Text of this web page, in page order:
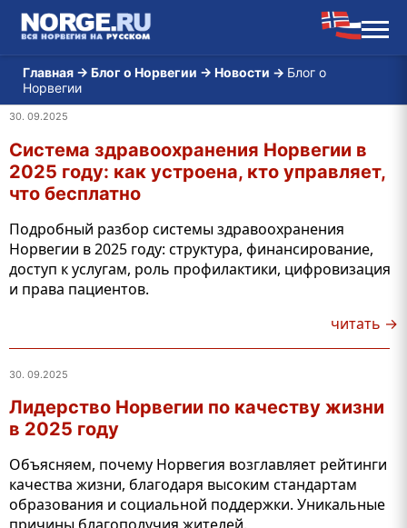
Главная → Блог о Норвегии → Новости → Блог о
Норвегии
30. 09.2025
Система здравоохранения Норвегии в
2025 году: как устроена, кто управляет,
что бесплатно
Подробный разбор системы здравоохранения
Норвегии в 2025 году: структура, финансирование,
доступ к услугам, роль профилактики, цифровизация
и права пациентов.
читать →
30. 09.2025
Лидерство Норвегии по качеству жизни
в 2025 году
Объясняем, почему Норвегия возглавляет рейтинги
качества жизни, благодаря высоким стандартам
образования и социальной поддержки. Уникальные